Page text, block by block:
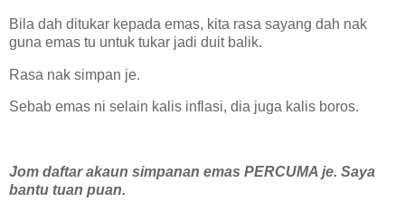
Bila dah ditukar kepada emas, kita rasa sayang dah nak
guna emas tu untuk tukar jadi duit balik.
Rasa nak simpan je.
Sebab emas ni selain kalis inflasi, dia juga kalis boros.
Jom daftar akaun simpanan emas PERCUMA je. Saya
bantu tuan puan.